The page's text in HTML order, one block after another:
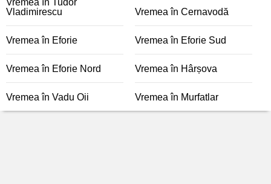
Vremea în Tudor
Vladimirescu
Vremea în Cernavodă
Vremea în Eforie Vremea în Eforie Sud
Vremea în Eforie Nord Vremea în Hârșova
Vremea în Vadu Oii Vremea în Murfatlar